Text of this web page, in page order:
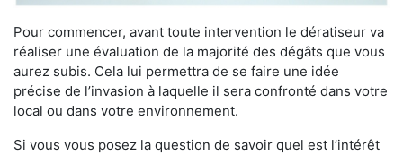
Pour commencer, avant toute intervention le dératiseur va
réaliser une évaluation de la majorité des dégâts que vous
aurez subis. Cela lui permettra de se faire une idée
précise de l’invasion à laquelle il sera confronté dans votre
local ou dans votre environnement.
Si vous vous posez la question de savoir quel est l’intérêt